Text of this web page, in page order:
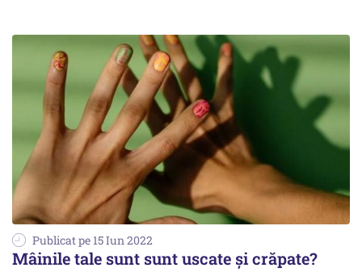
Publicat pe 15 Iun 2022
Mâinile tale sunt sunt uscate și crăpate?